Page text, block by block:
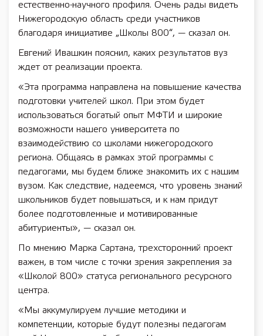
естественно-научного профиля. Очень рады видеть
Нижегородскую область среди участников
благодаря инициативе „Школы 800“, — сказал он.
Евгений Ивашкин пояснил, каких результатов вуз
ждет от реализации проекта.
«Эта программа направлена на повышение качества
подготовки учителей школ. При этом будет
использоваться богатый опыт МФТИ и широкие
возможности нашего университета по
взаимодействию со школами нижегородского
региона. Общаясь в рамках этой программы с
педагогами, мы будем ближе знакомить их с нашим
вузом. Как следствие, надеемся, что уровень знаний
школьников будет повышаться, и к нам придут
более подготовленные и мотивированные
абитуриенты», — сказал он.
По мнению Марка Сартана, трехсторонний проект
важен, в том числе с точки зрения закрепления за
«Школой 800» статуса регионального ресурсного
центра.
«Мы аккумулируем лучшие методики и
компетенции, которые будут полезны педагогам